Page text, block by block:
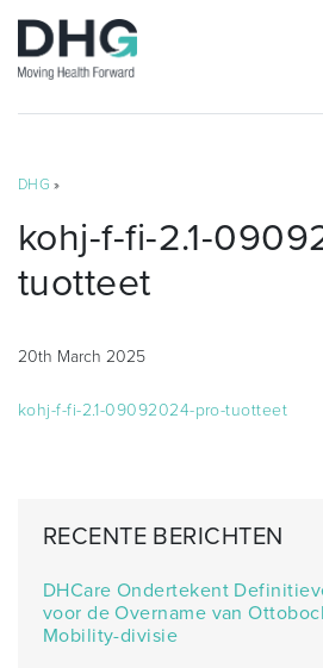
DHG »
kohj-f-fi-2.1-
tuotteet
20th March 2025
kohj-f-fi-2.1-09092024-pro-tuotteet
RECENTE BERICHTEN
DHCare Ondertekent
voor de Overname van
Mobility-divisie